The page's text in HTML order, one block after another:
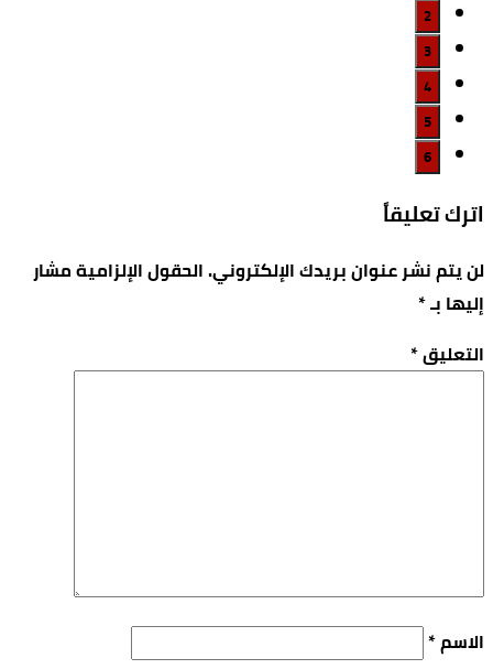
2
3
4
5
6
اترك تعليقاً
لن يتم نشر عنوان بريدك الإلكتروني.الحقول الإلزامية مشار
إليها بـ*
التعليق*
الاسم*